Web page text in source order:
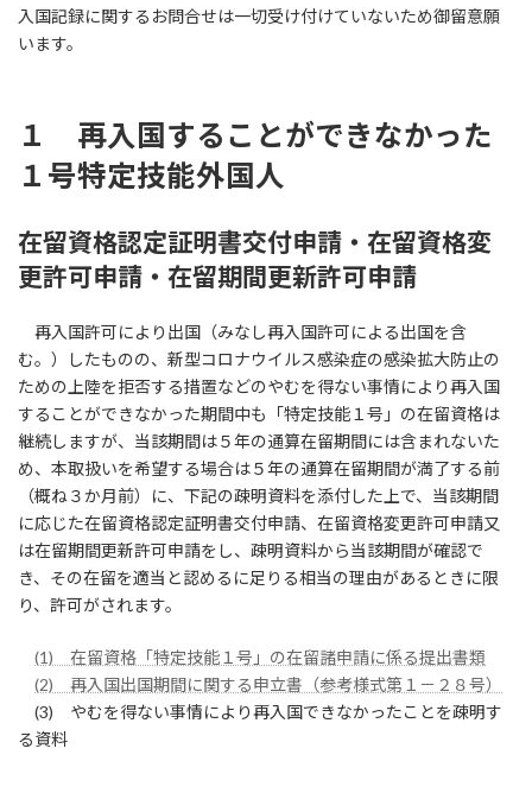
入国記録に関するお問合せは一切受け付けていないため御留意願
います。
１ 再入国することができなかった
１号特定技能外国人
在留資格認定証明書交付申請・在留資格変
更許可申請・在留期間更新許可申請
再入国許可により出国（みなし再入国許可による出国を含
む。）したものの、新型コロナウイルス感染症の感染拡大防止の
ための上陸を拒否する措置などのやむを得ない事情により再入国
することができなかった期間中も「特定技能１号」の在留資格は
継続しますが、当該期間は５年の通算在留期間には含まれないた
め、本取扱いを希望する場合は５年の通算在留期間が満了する前
（概ね３か月前）に、下記の疎明資料を添付した上で、当該期間
に応じた在留資格認定証明書交付申請、在留資格変更許可申請又
は在留期間更新許可申請をし、疎明資料から当該期間が確認で
き、その在留を適当と認めるに足りる相当の理由があるときに限
り、許可がされます。
(1) 在留資格「特定技能１号」の在留諸申請に係る提出書類
(2) 再入国出国期間に関する申立書（参考様式第１－２８号）
(3) やむを得ない事情により再入国できなかったことを疎明す
る資料